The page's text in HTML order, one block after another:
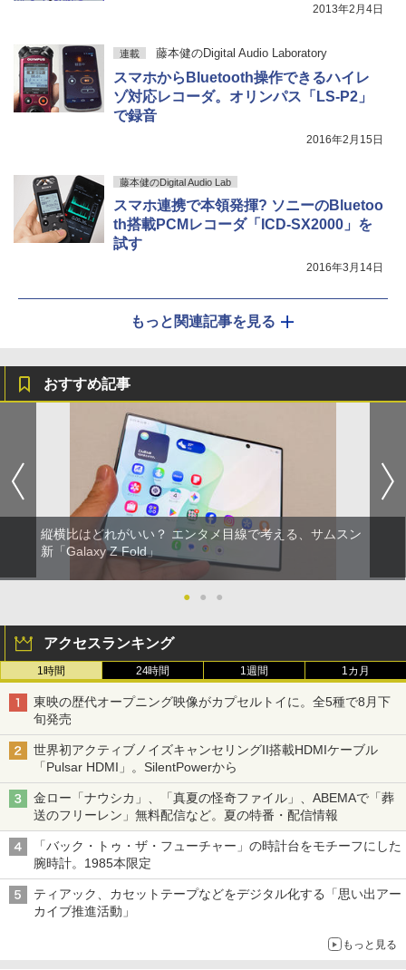
2013年2月4日
連載 藤本健のDigital Audio Laboratory
スマホからBluetooth操作できるハイレ
ゾ対応レコーダ。オリンパス「LS-P2」
で録音
2016年2月15日
藤本健のDigital Audio Lab
スマホ連携で本領発揮? ソニーのBluetoo
th搭載PCMレコーダ「ICD-SX2000」を
試す
2016年3月14日
もっと関連記事を見る
おすすめ記事
縦横比はどれがいい？ エンタメ目線で考える、サムスン
新「Galaxy Z Fold」
● ● ●
アクセスランキング
1時間 24時間 1週間 1カ月
東映の歴代オープニング映像がカプセルトイに。全5種で8月下
旬発売
世界初アクティブノイズキャンセリングII搭載HDMIケーブル
「Pulsar HDMI」。SilentPowerから
金ロー「ナウシカ」、「真夏の怪奇ファイル」、ABEMAで「葬
送のフリーレン」無料配信など。夏の特番・配信情報
「バック・トゥ・ザ・フューチャー」の時計台をモチーフにした
腕時計。1985本限定
ティアック、カセットテープなどをデジタル化する「思い出アー
カイブ推進活動」
もっと見る